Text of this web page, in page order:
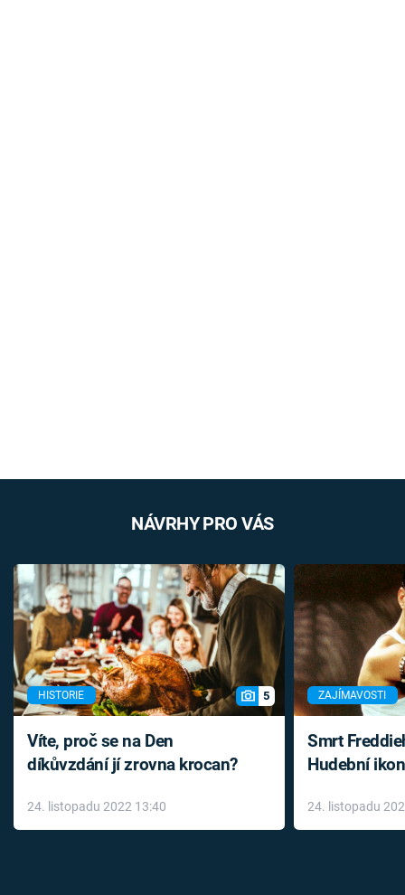
NÁVRHY PRO VÁS
HISTORIE 5
Víte, proč se na Den
díkůvzdání jí zrovna krocan?
24. listopadu 2022 13:40
ZAJÍMAVOSTI
Smrt
Hudební
léky
24. listopadu